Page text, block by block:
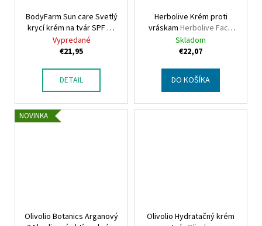
BodyFarm Sun care Svetlý
krycí krém na tvár SPF 30
Bodyfarm Sun care Face
cream SPF 30 Coverage
Vypredané
€21,95
DETAIL
Herbolive Krém proti
vráskam Herbolive Face
antiwrinkle cream
Skladom
€22,07
DO KOŠÍKA
NOVINKA
Olivolio Botanics Arganový
Olivolio Hydratačný krém